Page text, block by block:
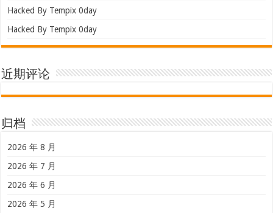
Hacked By Tempix 0day
Hacked By Tempix 0day
近期评论
归档
2026 年 8 月
2026 年 7 月
2026 年 6 月
2026 年 5 月